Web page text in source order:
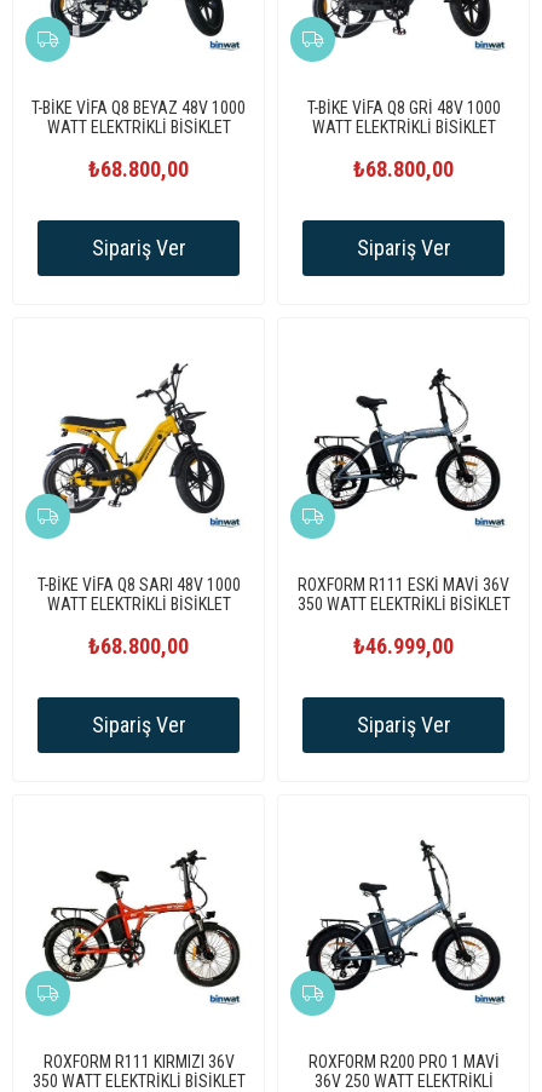
T-BİKE VİFA Q8 BEYAZ 48V 1000
WATT ELEKTRİKLİ BİSİKLET
₺68.800,00
Sipariş Ver
T-BİKE VİFA Q8 GRİ 48V 1000
WATT ELEKTRİKLİ BİSİKLET
₺68.800,00
Sipariş Ver
T-BİKE VİFA Q8 SARI 48V 1000
WATT ELEKTRİKLİ BİSİKLET
₺68.800,00
Sipariş Ver
ROXFORM R111 ESKİ MAVİ 36V
350 WATT ELEKTRİKLİ BİSİKLET
₺46.999,00
Sipariş Ver
ROXFORM R111 KIRMIZI 36V
350 WATT ELEKTRİKLİ BİSİKLET
ROXFORM R200 PRO 1 MAVİ
36V 250 WATT ELEKTRİKLİ